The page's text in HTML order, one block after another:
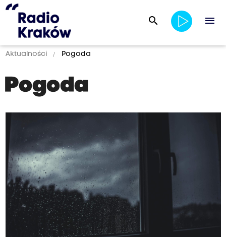
search menu
Aktualności Pogoda
Pogoda